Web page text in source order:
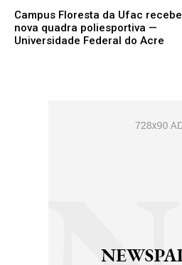
Campus Floresta da Ufac recebe
nova quadra poliesportiva —
Universidade Federal do Acre